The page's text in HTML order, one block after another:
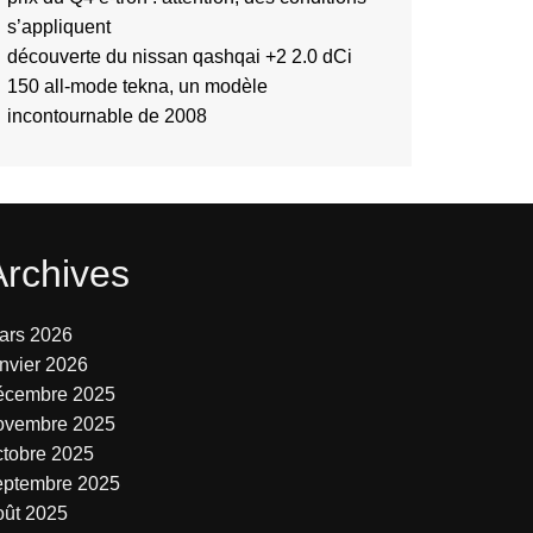
s’appliquent
découverte du nissan qashqai +2 2.0 dCi
150 all-mode tekna, un modèle
incontournable de 2008
2026
2026
2025
2025
2025
2025
2025